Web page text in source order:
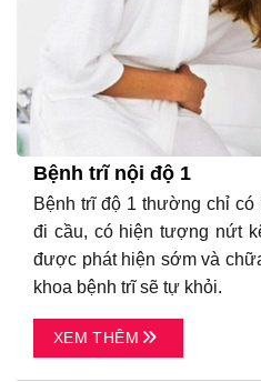
Bệnh trĩ nội độ 1
Bệnh trĩ độ 1 thường chỉ
đi cầu, có hiện tượng nứt
được phát hiện sớm và
khoa bệnh trĩ sẽ tự khỏi.
XEM THÊM